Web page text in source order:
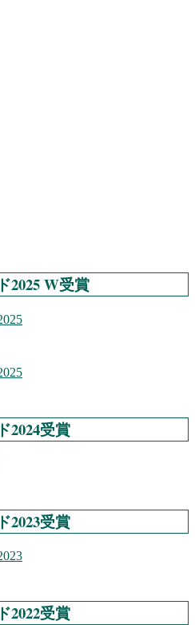
2025 W受賞
2024受賞
2023受賞
2022受賞